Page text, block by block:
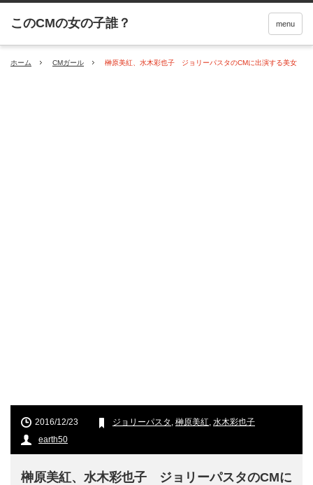
menu
ホーム CMガール 榊原美紅、水木彩也子 ジョリーパスタのCMに出演する美女
2016/12/23 ジョリーパスタ , 榊原美紅, 水木彩也子
earth50
榊原美紅、水木彩也子 ジョリーパスタのCMに